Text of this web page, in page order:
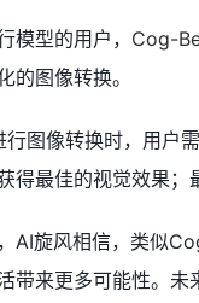
模型的用户， Cog-
的图像转换。
图像转换时，用户
得最佳的视觉效果
AI旋风相信，类似
带来更多可能性。